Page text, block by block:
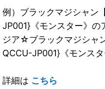
例）ブラックマジシャン
JP001}《モンスター》
ジア☆ブラックマジシャ
QCCU-JP001}《モンスタ
詳細は こちら